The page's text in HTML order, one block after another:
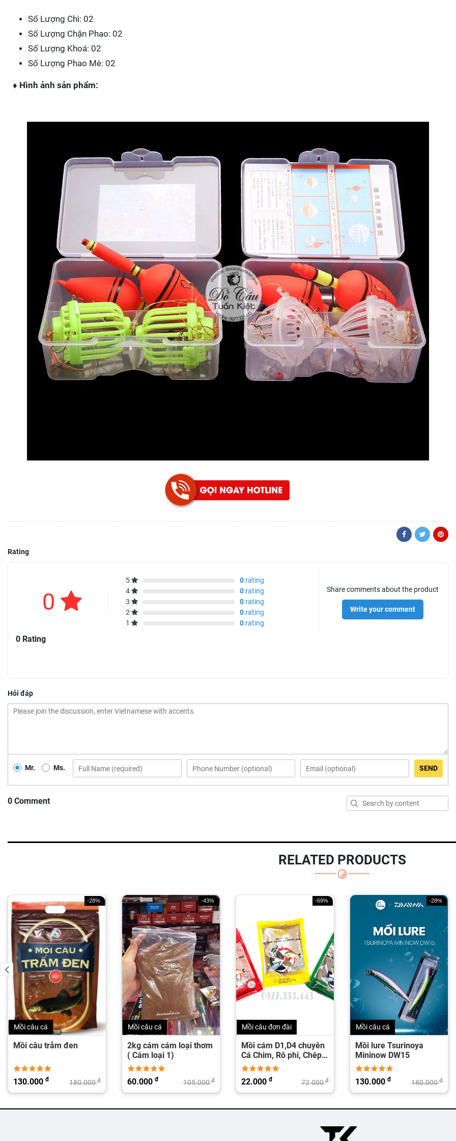
Số Lượng Chì: 02
Số Lượng Chặn Phao: 02
Số Lượng Khoá: 02
Số Lượng Phao Mè: 02
♦ Hình ảnh sản phẩm:
Rating
0
5 0rating
4
0rating
3
0rating
2
0rating
1
0rating
Share comments about the product
Write your comment
0 Rating
Hỏi đáp
Mr. Ms. SEND
0 Comment
RELATED PRODUCTS
-28%
Mồi câu cá
Mồi câu trắm đen
180.000đ
130.000 đ
-43%
Mồi câu cá
2kg cám cám loại thơm
( Cám loại 1)
105.000đ
60.000 đ
-69%
Mồi câu đơn đài
Mồi cám D1,D4 chuyên
Cá Chim, Rô phi, Chép,
Tra, Trôi, Trắm...
72.000đ
22.000 đ
-28%
Mồi câu cá
Mồi lure Tsurinoya
Mininow DW15
180.000đ
130.000 đ